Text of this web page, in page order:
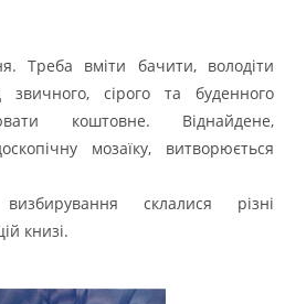
Треба вміти бачити, володіти
сірого та буденного
коштовне. Віднайдене,
мозаїку, витворюється
склалися різні
книзі.